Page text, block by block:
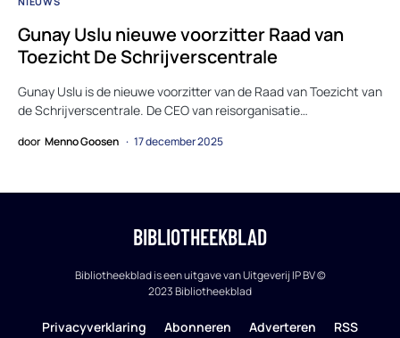
Gunay Uslu nieuwe voorzitter Raad van
Toezicht De Schrijverscentrale
Gunay Uslu is de nieuwe voorzitter van de Raad van Toezicht van
de Schrijverscentrale. De CEO van reisorganisatie…
door Menno Goosen 17 december 2025
BIBLIOTHEEKBLAD
Bibliotheekblad is een uitgave van Uitgeverij IP BV ©
2023 Bibliotheekblad
Privacyverklaring Abonneren Adverteren RSS